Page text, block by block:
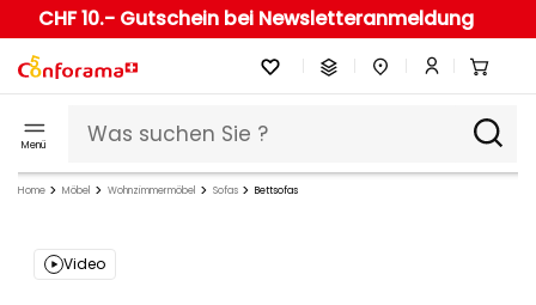
CHF 10.- Gutschein bei Newsletteranmeldung
Menü
Home Möbel Wohnzimmermöbel Sofas Bettsofas
Video